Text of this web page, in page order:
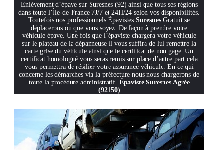
Enlèvement d’épave sur Suresnes (92) ainsi que tous ses régions
dans toute l’Île-de-France 7J/7 et 24H/24 selon vos disponibilités.
Toutefois nos professionnels Épavistes Suresnes Gratuit se
déplacerons ou que vous soyez. De façon à prendre votre
véhicule épave. Une fois que l’épaviste chargera votre véhicule
sur le plateau de la dépanneuse il vous suffira de lui remettre la
carte grise du véhicule ainsi que le certificat de non gage. Un
certificat homologué vous seras remis sur place d’autre part cela
vous permettra de résilier votre assurance véhicule. En ce qui
concerne les démarches via la préfecture nous nous chargerons de
toute la procédure administratif. Épaviste Suresnes Agrée
(92150)